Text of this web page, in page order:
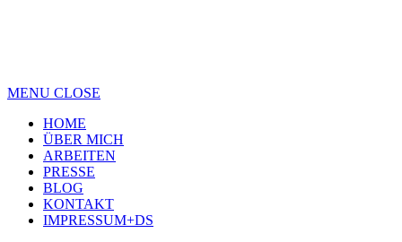
MENU CLOSE
HOME
ÜBER MICH
ARBEITEN
PRESSE
BLOG
KONTAKT
IMPRESSUM+DS